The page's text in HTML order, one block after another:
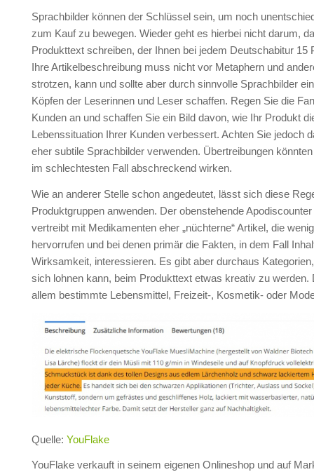
Sprachbilder können der Schlüssel sein, um noch
zum Kauf zu bewegen. Wieder geht es hierbei nicht darum,
Produkttext schreiben, der Ihnen bei jedem Deutschabitur 15
Ihre Artikelbeschreibung muss nicht vor Metaphern und
strotzen, kann und sollte aber durch sinnvolle Sprachbilder
Köpfen der Leserinnen und Leser schaffen. Regen Sie die
Kunden an und schaffen Sie ein Bild davon, wie Ihr Produkt
Lebenssituation Ihrer Kunden verbessert. Achten Sie jedoch
eher subtile Sprachbilder verwenden. Übertreibungen
im schlechtesten Fall abschreckend wirken.
Wie an anderer Stelle schon angedeutet, lässt sich diese
Produktgruppen anwenden. Der obenstehende
vertreibt mit Medikamenten eher „nüchterne“ Artikel, die
hervorrufen und bei denen primär die Fakten, in dem Fall
Wirksamkeit, interessieren. Es gibt aber durchaus
sich lohnen kann, beim Produkttext etwas kreativ zu werden.
allem bestimmte Lebensmittel, Freizeit-, Kosmetik- oder
Quelle: YouFlake
YouFlake verkauft in seinem eigenen Onlineshop und auf